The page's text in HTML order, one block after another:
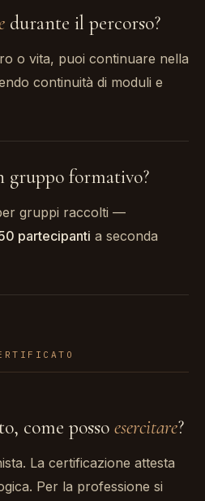
durante il percorso?
o vita, puoi continuare nella
continuità di moduli e
gruppo formativo?
gruppi raccolti —
partecipanti a seconda
come posso esercitare?
La certificazione attesta
Per la professione si